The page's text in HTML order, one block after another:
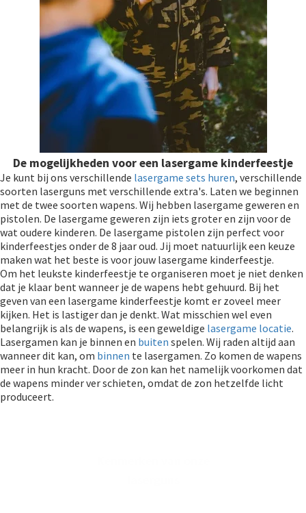
De mogelijkheden voor een lasergame kinderfeestje
Je kunt bij ons verschillende lasergame sets huren, verschillende
soorten laserguns met verschillende extra's. Laten we beginnen
met de twee soorten wapens. Wij hebben lasergame geweren en
pistolen. De lasergame geweren zijn iets groter en zijn voor de
wat oudere kinderen. De lasergame pistolen zijn perfect voor
kinderfeestjes onder de 8 jaar oud. Jij moet natuurlijk een keuze
maken wat het beste is voor jouw lasergame kinderfeestje.
Om het leukste kinderfeestje te organiseren moet je niet denken
dat je klaar bent wanneer je de wapens hebt gehuurd. Bij het
geven van een lasergame kinderfeestje komt er zoveel meer
kijken. Het is lastiger dan je denkt. Wat misschien wel even
belangrijk is als de wapens, is een geweldige lasergame locatie.
Lasergamen kan je binnen en buiten spelen. Wij raden altijd aan
wanneer dit kan, om binnen te lasergamen. Zo komen de wapens
meer in hun kracht. Door de zon kan het namelijk voorkomen dat
de wapens minder ver schieten, omdat de zon hetzelfde licht
produceert.